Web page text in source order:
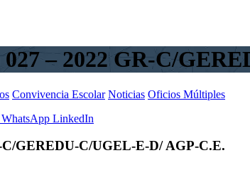
– 2022 GR-C/
Convivencia Escolar Noticias Oficios Múltiples
WhatsApp LinkedIn
GEREDU-C/UGEL-E-D/ AGP-C.E.